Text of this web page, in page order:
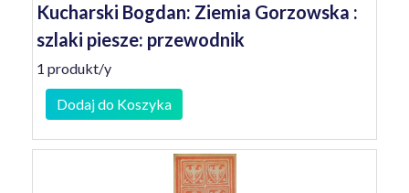
Kucharski Bogdan: Ziemia Gorzowska :
szlaki piesze: przewodnik
1 produkt/y
Dodaj do Koszyka